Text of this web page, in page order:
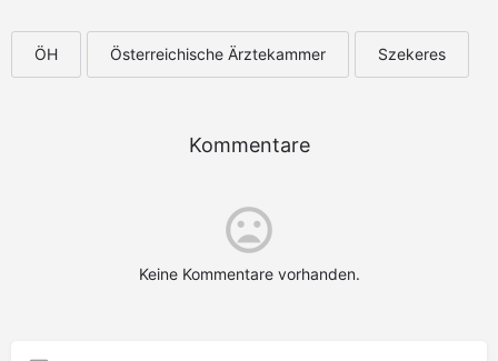
ÖH Österreichische Ärztekammer Szekeres
Kommentare
Keine Kommentare vorhanden.